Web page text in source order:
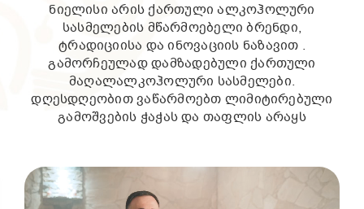
ნიელისი არის ქართული ალკოჰოლური
სასმელების მწარმოებელი ბრენდი,
ტრადიციისა და ინოვაციის ნაზავით .
გამორჩეულად დამზადებული ქართული
მაღალალკოჰოლური სასმელები.
დღესდღეობით ვაწარმოებთ ლიმიტირებული
გამოშვების ჭაჭას და თაფლის არაყს